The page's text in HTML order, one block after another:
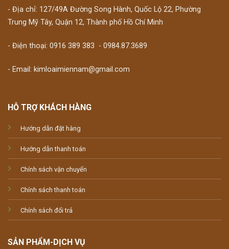
- Địa chỉ: 127/49A Đường Song Hành, Quốc Lộ 22, Phường
Trung Mỹ Tây, Quận 12, Thành phố Hồ Chí Minh
- Điện thoại: 0916 389 383 - 0984.87.3689
- Email: kimloaimiennam@gmail.com
HỖ TRỢ KHÁCH HÀNG
Hướng dẫn đặt hàng
Hướng dẫn thanh toán
Chính sách vận chuyển
Chính sách thanh toán
Chính sách đổi trả
SẢN PHẨM-DỊCH VỤ